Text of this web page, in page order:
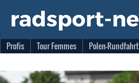
Profis Tour Femmes Polen-Rundfahrt